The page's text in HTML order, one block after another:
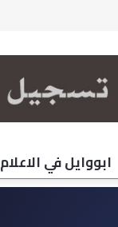
ابووايل في الاعلام